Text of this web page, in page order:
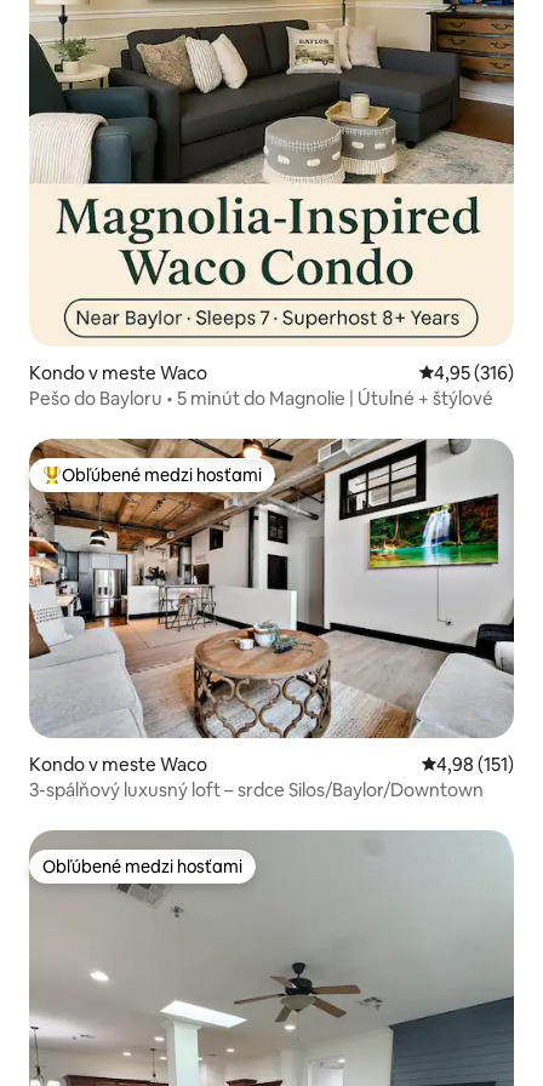
Kondo v meste Waco Priemerné
4,95 (316)
Pešo do Bayloru • 5 minút do Magnolie | Útulné + štýlové
Najobľúbenejšie medzi hosťami
Obľúbené medzi hosťami
Kondo v meste Waco Priemerné
4,98 (151)
3-spálňový luxusný loft – srdce Silos/Baylor/Downtown
Obľúbené medzi hosťami
Obľúbené medzi hosťami